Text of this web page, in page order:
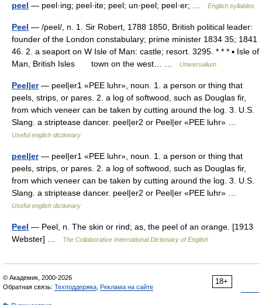
peel — peel·ing; peel·ite; peel; un·peel; peel·er; … English syllables
Peel — /peel/, n. 1. Sir Robert, 1788 1850, British political leader:
founder of the London constabulary; prime minister 1834 35; 1841
46. 2. a seaport on W Isle of Man: castle; resort. 3295. * * * ▪ Isle of
Man, British Isles town on the west… …
Universalium
Peel|er— peel|er1 «PEE luhr», noun. 1. a person or thing that
peels, strips, or pares. 2. a log of softwood, such as Douglas fir,
from which veneer can be taken by cutting around the log. 3. U.S.
Slang. a striptease dancer. peel|er2 or Peel|er «PEE luhr» …
Useful english dictionary
peel|er— peel|er1 «PEE luhr», noun. 1. a person or thing that
peels, strips, or pares. 2. a log of softwood, such as Douglas fir,
from which veneer can be taken by cutting around the log. 3. U.S.
Slang. a striptease dancer. peel|er2 or Peel|er «PEE luhr» …
Useful english dictionary
Peel — Peel, n. The skin or rind; as, the peel of an orange. [1913
Webster] …
The Collaborative International Dictionary of English
18+
© Академик, 2000-2026
Обратная связь: Техподдержка Реклама на сайте